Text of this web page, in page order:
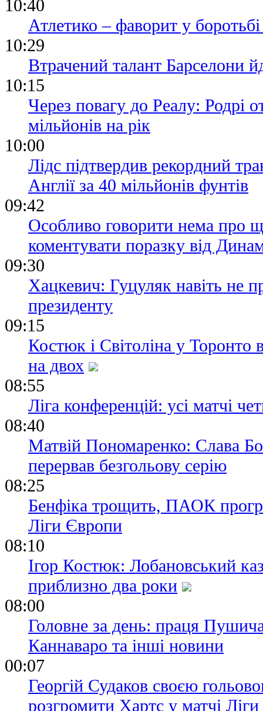
10:40
Атлетико – фаворит у
10:29
Втрачений талант Барселони
10:15
Через повагу до Реалу: Родрі
мільйонів на рік
10:00
Лідс підтвердив рекордний
Англії за 40 мільйонів фунтів
09:42
Особливо говорити нема про
коментувати поразку від
09:30
Хацкевич: Гуцуляк навіть не
президенту
09:15
Костюк і Світоліна у Торонто
на двох
08:55
Ліга конференцій: усі матчі
08:40
Матвій Пономаренко: Слава
перервав безгольову серію
08:25
Бенфіка трощить, ПАОК
Ліги Європи
08:10
Ігор Костюк: Лобановський
приблизно два роки
08:00
Головне за день: праця
Каннаваро та інші новини
00:07
Георгій Судаков своєю
розгромити Хартс у матчі